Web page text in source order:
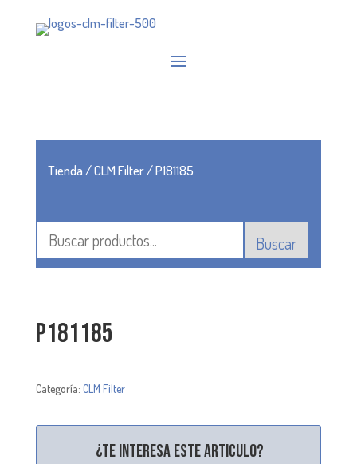
Tienda/CLM Filter/ P181185
Buscar
P181185
Categoría: CLM Filter
¿Te interesa este articulo?